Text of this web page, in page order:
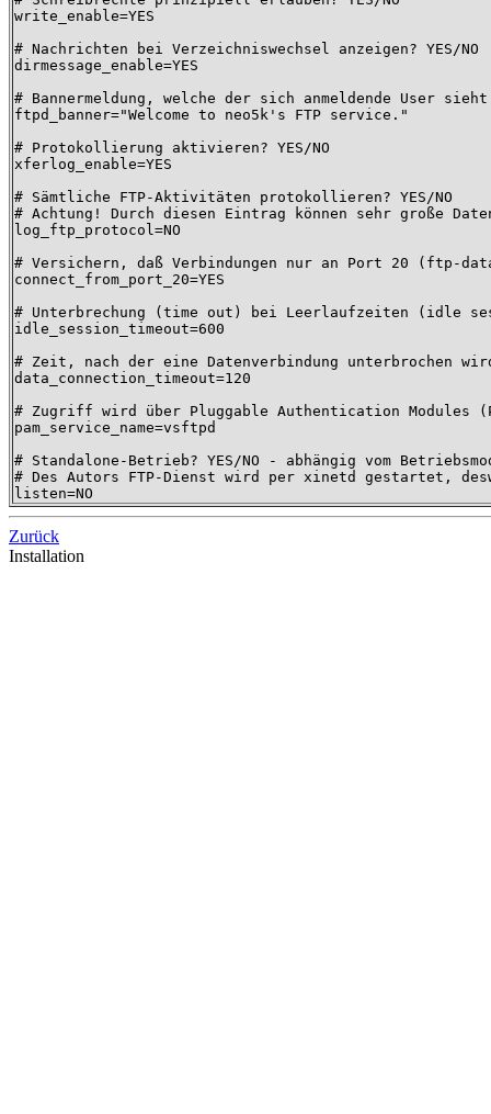
write_enable=YES
# Nachrichten bei Verzeichniswechsel anzeigen? YES/NO
dirmessage_enable=YES
# Bannermeldung, welche der sich anmeldende User
ftpd_banner="Welcome to neo5k's FTP service."
# Protokollierung aktivieren? YES/NO
xferlog_enable=YES
# Sämtliche FTP-Aktivitäten protokollieren? YES/NO
# Achtung! Durch diesen Eintrag können sehr große
log_ftp_protocol=NO
# Versichern, daß Verbindungen nur an Port 20 (ftp-data)
connect_from_port_20=YES
# Unterbrechung (time out) bei Leerlaufzeiten (idle
idle_session_timeout=600
# Zeit, nach der eine Datenverbindung unterbrochen
data_connection_timeout=120
# Zugriff wird über Pluggable Authentication Modules
pam_service_name=vsftpd
# Standalone-Betrieb? YES/NO - abhängig vom
# Des Autors FTP-Dienst wird per xinetd gestartet,
listen=NO
Zurück
Installation